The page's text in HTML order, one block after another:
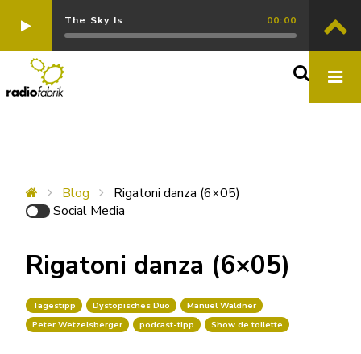
The Sky Is 00:00
Blog
Rigatoni danza (6×05)
Social Media
Rigatoni danza (6×05)
Tagestipp Dystopisches Duo
Manuel Waldner
Peter Wetzelsberger
podcast-tipp Show de toilette